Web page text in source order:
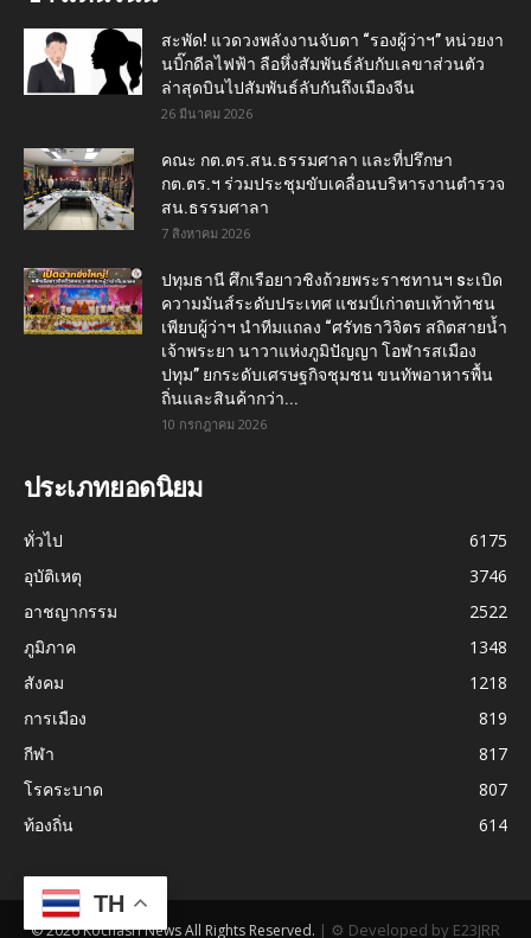
สะพัด! แวดวงพลังงานจับตา “รองผู้ว่าฯ” หน่วยงา
นบิ๊กดีลไฟฟ้า ลือหึ่งสัมพันธ์ลับกับเลขาส่วนตัว
ล่าสุดบินไปสัมพันธ์ลับกันถึงเมืองจีน
26 มีนาคม 2026
คณะ กต.ตร.สน.ธรรมศาลา และที่ปรึกษา
กต.ตร.ฯ ร่วมประชุมขับเคลื่อนบริหารงานตำรวจ
สน.ธรรมศาลา
7 สิงหาคม 2026
ปทุมธานี ศึกเรือยาวชิงถ้วยพระราชทานฯ sะเบิด
ความมันส์ระดับประเทศ แชมป์เก่าตบเท้าท้าชน
เพียบผู้ว่าฯ นำทีมแถลง “ศรัทธาวิจิตร สถิตสายน้ำ
เจ้าพระยา นาวาแห่งภูมิปัญญา โอฬารสเมือง
ปทุม” ยกระดับเศรษฐกิจชุมชน ขนทัพอาหารพื้น
ถิ่นและสินค้ากว่า...
10 กรกฎาคม 2026
ประเภทยอดนิยม
ทั่วไป
6175
อุบัติเหตุ
3746
อาชญากรรม
2522
ภูมิภาค
1348
สังคม
1218
การเมือง
819
กีฬา
817
โรคระบาด
807
ท้องถิ่น
614
© 2026 Kochasri News All Rights Reserved. | ⚙ Developed by E23JRR
TH